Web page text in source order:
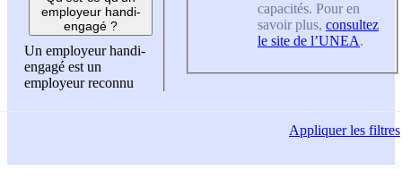
employeur handi-
engagé ?
Un employeur handi-
engagé est un
employeur reconnu
capacités. Pour en
savoir plus, consultez
le site de l’UNEA.
Appliquerles filtres